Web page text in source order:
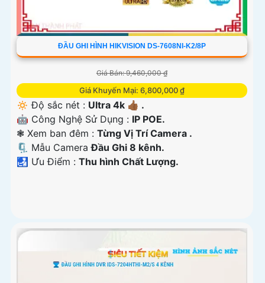
ĐẦU GHI HÌNH HIKVISION DS-7608NI-K2/8P
Giá Bán: 9,460,000 ₫
Giá Khuyến Mại: 6,800,000 ₫
🔅 Độ sắc nét : Ultra 4k 👍🏾 .
🤖️ Công Nghệ Sử Dụng : IP POE.
❃ Xem ban đêm : Từng Vị Trí Camera .
🗜️ Mẫu CameraĐầu Ghi 8 kênh.
️🛃 Ưu Điểm : Thu hình Chất Lượng.